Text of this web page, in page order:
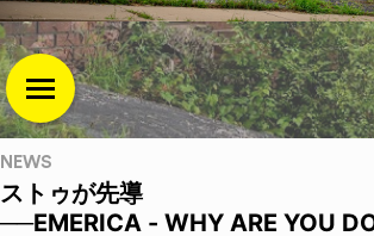
NEWS
ストゥが先導
──EMERICA - WHY ARE YOU